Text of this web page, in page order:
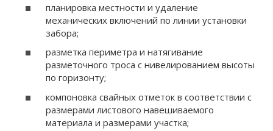
планировка местности и удаление
механических включений по линии установки
забора;
разметка периметра и натягивание
разметочного троса с нивелированием высоты
по горизонту;
компоновка свайных отметок в соответствии с
размерами листового навешиваемого
материала и размерами участка;